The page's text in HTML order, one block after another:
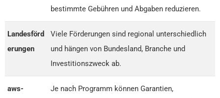
bestimmte Gebühren und Abgaben reduzieren.
Landesförd
erungen
Viele Förderungen sind regional unterschiedlich
und hängen von Bundesland, Branche und
Investitionszweck ab.
aws-
Je nach Programm können Garantien,